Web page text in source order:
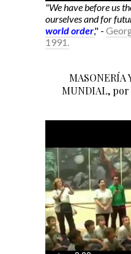
"We have before us
ourselves and for
world order," -
1991.
MASONERÍA
MUNDIAL,